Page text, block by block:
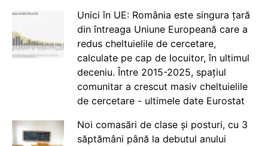
Unici în UE: România este singura țară
din întreaga Uniune Europeană care a
redus cheltuielile de cercetare,
calculate pe cap de locuitor, în ultimul
deceniu. Între 2015-2025, spațiul
comunitar a crescut masiv cheltuielile
de cercetare - ultimele date Eurostat
Noi comasări de clase și posturi, cu 3
săptămâni până la debutul anului